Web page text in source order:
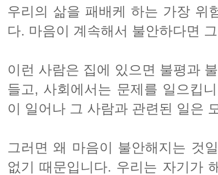
우리의 삶을 패배케 하는 가장 위
다. 마음이 계속해서 불안하다면
이런 사람은 집에 있으면 불평과
들고, 사회에서는 문제를 일으킵
이 일어나 그 사람과 관련된 일은
그러면 왜 마음이 불안해지는 것
없기 때문입니다. 우리는 자기가